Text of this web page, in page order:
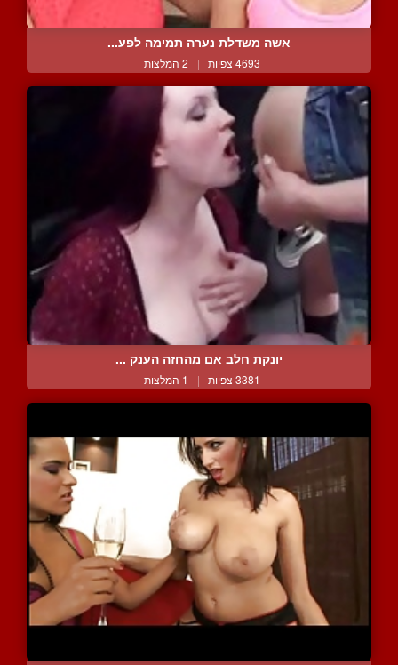
אשה משדלת נערה תמימה לפע...
4693 צפיות | 2 המלצות
יונקת חלב אם מהחזה הענק ...
3381 צפיות | 1 המלצות